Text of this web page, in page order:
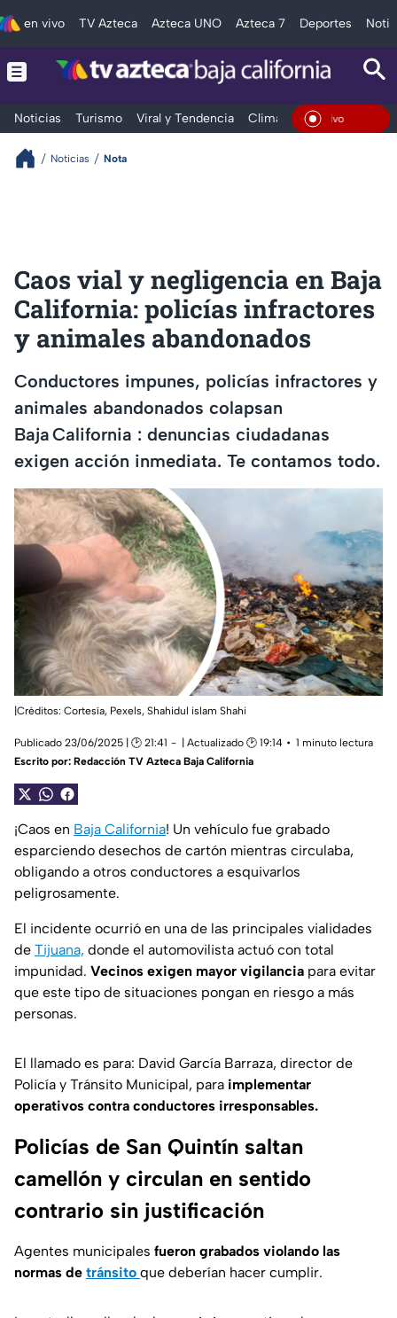
en vivo TV Azteca Azteca UNO Azteca 7 Deportes
Noticias Turismo Viral y Tendencia Clima Deportes En
Noticias Nota
Caos vial y negligencia en Baja
California: policías infractores
y animales abandonados
Conductores impunes, policías infractores y
animales abandonados colapsan
Baja California : denuncias ciudadanas
exigen acción inmediata. Te contamos todo.
|Créditos: Cortesía, Pexels, Shahidul islam Shahi
Publicado 23/06/2025 | 🕑 21:41 | Actualizado 🕑 19:14
1 minuto lectura
Escrito por: Redacción TV Azteca Baja California
¡Caos en Baja California! Un vehículo fue grabado
esparciendo desechos de cartón mientras circulaba,
obligando a otros conductores a esquivarlos
peligrosamente.
El incidente ocurrió en una de las principales vialidades
de Tijuana, donde el automovilista actuó con total
impunidad. Vecinos exigen mayor vigilancia para evitar
que este tipo de situaciones pongan en riesgo a más
personas.
El llamado es para: David García Barraza, director de
Policía y Tránsito Municipal, para implementar
operativos contra conductores irresponsables.
Policías de San Quintín saltan
camellón y circulan en sentido
contrario sin justificación
Agentes municipales fueron grabados violando las
normas de tránsito que deberían hacer cumplir.